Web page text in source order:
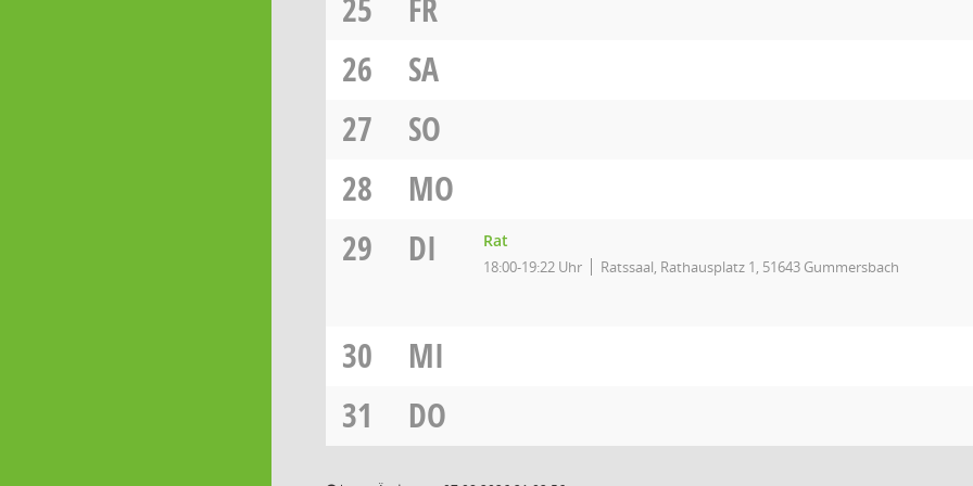
25
FR
26
SA
27
SO
28
MO
29
DI Rat
18:00-19:22 Uhr Ratssaal, Rathausplatz 1, 51643 Gummersbach
30
MI
31
DO